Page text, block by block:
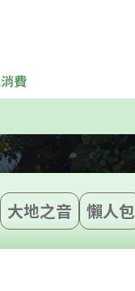
費
大地之音 懶人包